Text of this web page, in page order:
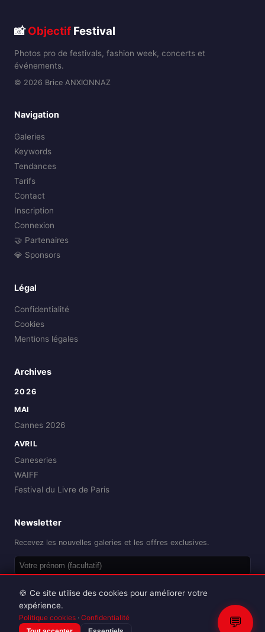
📸Objectif Festival
Photos pro de festivals, fashion week, concerts et
événements.
© 2026 Brice ANXIONNAZ
Navigation
Galeries
Keywords
Tendances
Tarifs
Contact
Inscription
Connexion
🤝 Partenaires
💎 Sponsors
Légal
Confidentialité
Cookies
Mentions légales
Archives
2026
MAI
Cannes 2026
AVRIL
Caneseries
WAIFF
Festival du Livre de Paris
Newsletter
Recevez les nouvelles galeries et les offres exclusives.
💬
🍪 Ce site utilise des cookies pour améliorer votre
expérience.
Politique cookies · Confidentialité